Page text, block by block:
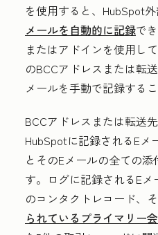
を使用すると、 HubSpot
メールを自動的に記録で
またはアドインを使用し
のBCCアドレスまたは転
メールを手動で記録する
BCCアドレスまたは転送
HubSpotに記録されるEメ
とそのEメールの全ての
す。ログに記録されるE
のコンタクトレコード、
られているプライマリー